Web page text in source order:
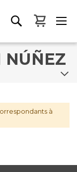
Mon
NÚÑEZ
à